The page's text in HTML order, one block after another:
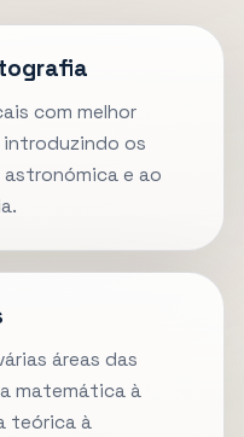
com melhor
os
e ao
áreas das
matemática à
teórica à